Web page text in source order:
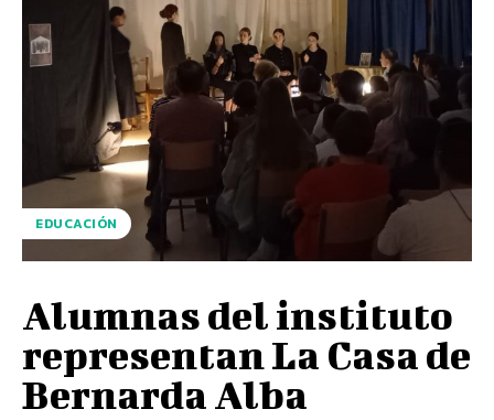
EDUCACIÓN
Alumnas del instituto
representan La Casa de
Bernarda Alba